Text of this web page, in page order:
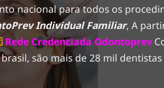
nacional para todos os
Individual Familiar, A
Rede Credenciada Odontoprev
são mais de 28 mil